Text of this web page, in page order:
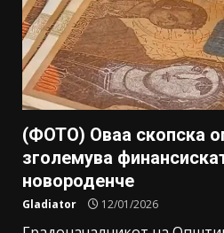
(ФОТО) Оваа скопска
зголемува
новороденче
Gladiator 12/01/2026